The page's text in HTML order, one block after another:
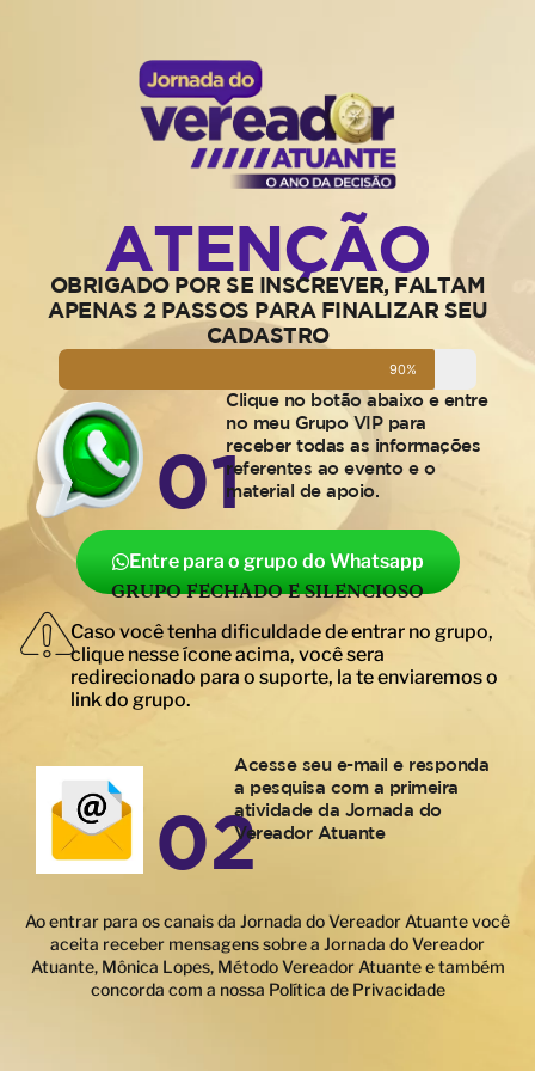
ATENÇÃO
OBRIGADO POR SE INSCREVER, FALTAM
APENAS 2 PASSOS PARA FINALIZAR SEU
CADASTRO
90%
01
Clique no botão abaixo e entre
no meu Grupo VIP para
receber todas as informações
referentes ao evento e o
material de apoio.
Entre para o grupo do Whatsapp
GRUPO FECHADO E SILENCIOSO
Caso você tenha dificuldade de entrar no grupo,
clique nesse ícone acima, você sera
redirecionado para o suporte, la te enviaremos o
link do grupo.
02
Acesse seu e-mail e responda
a pesquisa com a primeira
atividade da Jornada do
Vereador Atuante
Ao entrar para os canais da Jornada do Vereador Atuante você
aceita receber mensagens sobre a Jornada do Vereador
Atuante, Mônica Lopes, Método Vereador Atuante e também
concorda com a nossa Política de Privacidade